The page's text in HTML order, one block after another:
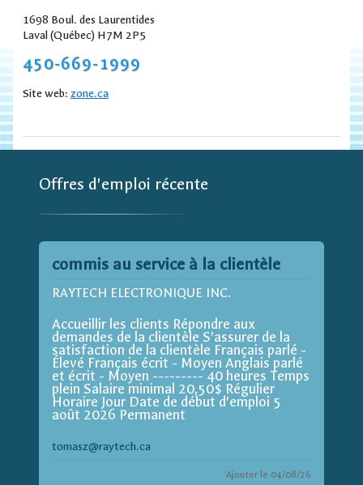
1698 Boul. des Laurentides
Laval (Québec) H7M 2P5
450-669-1999
Site web: zone.ca
Offres d'emploi récente
commis au service à la clientèle
RAYTECH ELECTRONIQUE INC.
Accueillir les clients Répondre aux
demandes de la clientèle S'assurer de la
satisfaction de la clientèle Français parlé -
Élevé Français écrit - Moyen Anglais parlé
et écrit - Moyen --------- 40 heures Temps
plein Salaire minimal 20,50$ Régulier
Horaire Jour Date de début d'emploi 5
août 2026 Permanent
tomasz@raytech.ca
Ajouter le 04/08/26